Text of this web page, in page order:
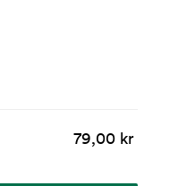
79,00 kr